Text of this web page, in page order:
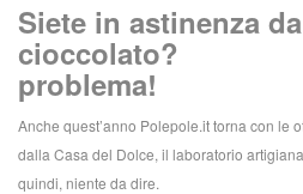
Siete in astinenza da
cioccolato?
problema!
Anche quest’anno Polepole.it torna con le
dalla Casa del Dolce, il laboratorio
quindi, niente da dire.